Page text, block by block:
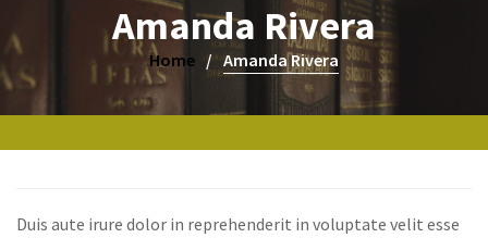
Amanda Rivera
Home Amanda Rivera
Duis aute irure dolor in reprehenderit in voluptate velit esse